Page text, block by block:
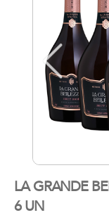
LA GRANDE
6 UN